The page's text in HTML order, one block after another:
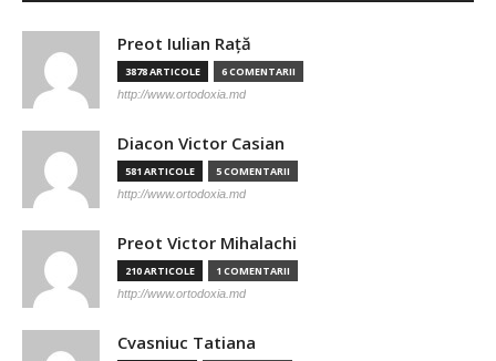
Preot Iulian Raţă
3878 ARTICOLE 6 COMENTARII
http://www.ortodoxia.md
Diacon Victor Casian
581 ARTICOLE 5 COMENTARII
http://www.ortodoxia.md
Preot Victor Mihalachi
210 ARTICOLE 1 COMENTARII
http://www.ortodoxia.md
Cvasniuc Tatiana